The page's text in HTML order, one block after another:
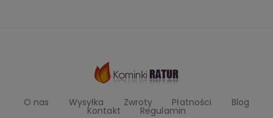
O nas Wysyłka Zwroty Płatności Blog
Kontakt Regulamin